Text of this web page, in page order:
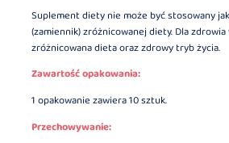
Suplement diety nie może być stosowany
(zamiennik) zróżnicowanej diety. Dla
zróżnicowana dieta oraz zdrowy tryb życia.
Zawartość opakowania:
1 opakowanie zawiera 10 sztuk.
Przechowywanie: